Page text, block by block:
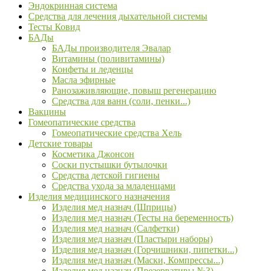
Эндокринная система
Средства для лечения дыхательной системы
Тесты Ковид
БАДы
БАДы производителя Эвалар
Витамины (поливитамины)
Конфеты и леденцы
Масла эфирные
Ранозаживляющие, повыш регенерацию
Средства для ванн (соли, пенки...)
Вакцины
Гомеопатические средства
Гомеопатические средства Хель
Детские товары
Косметика Джонсон
Соски пустышки бутылочки
Средства детской гигиены
Средства ухода за младенцами
Изделия медицинского назначения
Изделия мед назнач (Шприцы)
Изделия мед назнач (Тесты на беременность)
Изделия мед назнач (Салфетки)
Изделия мед назнач (Пластыри наборы)
Изделия мед назнач (Горчишники, пипетки...)
Изделия мед назнач (Маски, Компрессы...)